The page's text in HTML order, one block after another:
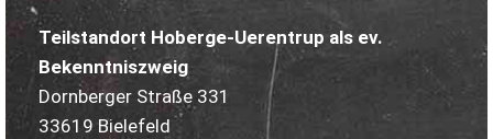
Teilstandort Hoberge-Uerentrup als ev.
Bekenntniszweig
Dornberger Straße 331
33619 Bielefeld